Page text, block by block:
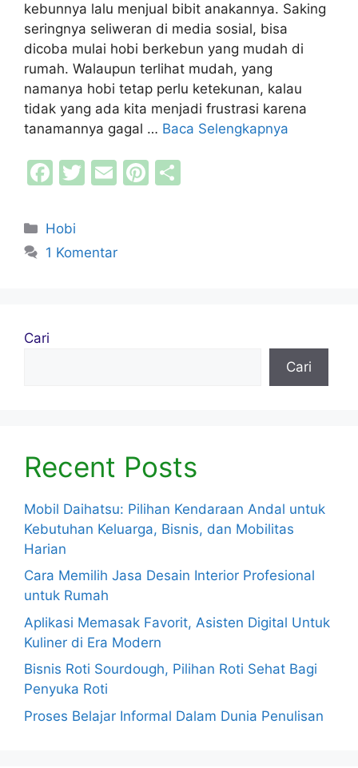
kebunnya lalu menjual bibit anakannya. Saking
seringnya seliweran di media sosial, bisa
dicoba mulai hobi berkebun yang mudah di
rumah. Walaupun terlihat mudah, yang
namanya hobi tetap perlu ketekunan, kalau
tidak yang ada kita menjadi frustrasi karena
tanamannya gagal … Baca Selengkapnya
F
c
e
T
er
E
l
Pi
Kategori
Hobi
1 Komentar
Cari
Cari
Recent Posts
Mobil Daihatsu: Pilihan Kendaraan Andal untuk
Kebutuhan Keluarga, Bisnis, dan Mobilitas
Harian
Cara Memilih Jasa Desain Interior Profesional
untuk Rumah
Aplikasi Memasak Favorit, Asisten Digital Untuk
Kuliner di Era Modern
Bisnis Roti Sourdough, Pilihan Roti Sehat Bagi
Penyuka Roti
Proses Belajar Informal Dalam Dunia Penulisan